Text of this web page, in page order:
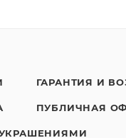
ГАРАНТИЯ И
ПУБЛИЧНАЯ